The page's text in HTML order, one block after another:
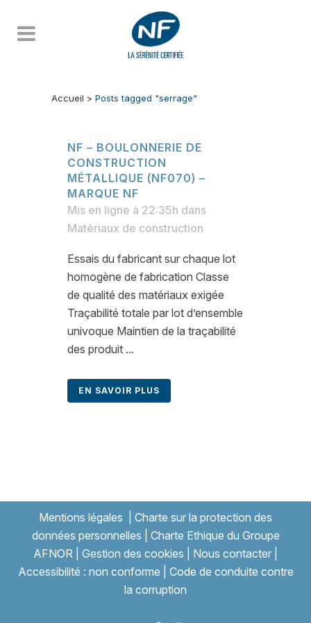
Accueil > Posts tagged "serrage"
NF – BOULONNERIE DE
CONSTRUCTION
MÉTALLIQUE (NF070) –
MARQUE NF
Mis en ligne à 22:35h dans
Matériaux de construction
Essais du fabricant sur chaque lot
homogène de fabrication Classe
de qualité des matériaux exigée
Traçabilité totale par lot d’ensemble
univoque Maintien de la traçabilité
des produit ...
EN SAVOIR PLUS
Mentions légales
Charte sur la protection des
données personnelles
Charte Ethique du Groupe
AFNOR
Gestion des cookies Nous contacter
Accessibilité : non conforme
Code de conduite contre
la corruption